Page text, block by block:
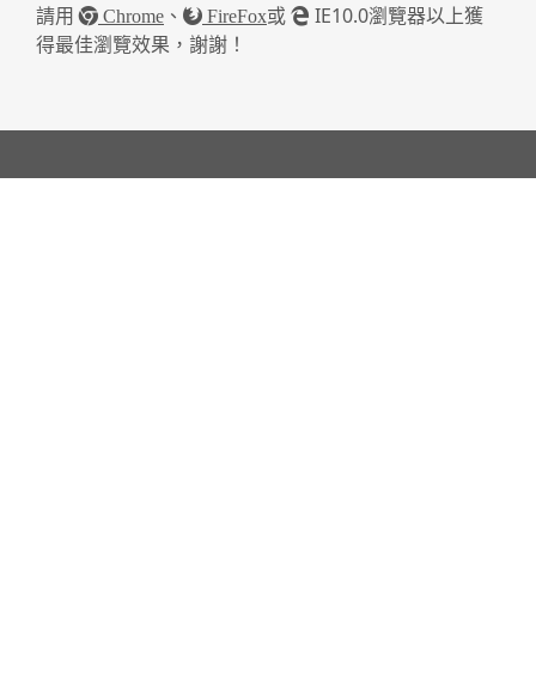
請用 Chrome 、 FireFox或
IE10.0瀏覽器以上獲
得最佳瀏覽效果，謝謝！